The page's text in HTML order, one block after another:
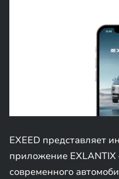
EXEED представляет
приложение
современного